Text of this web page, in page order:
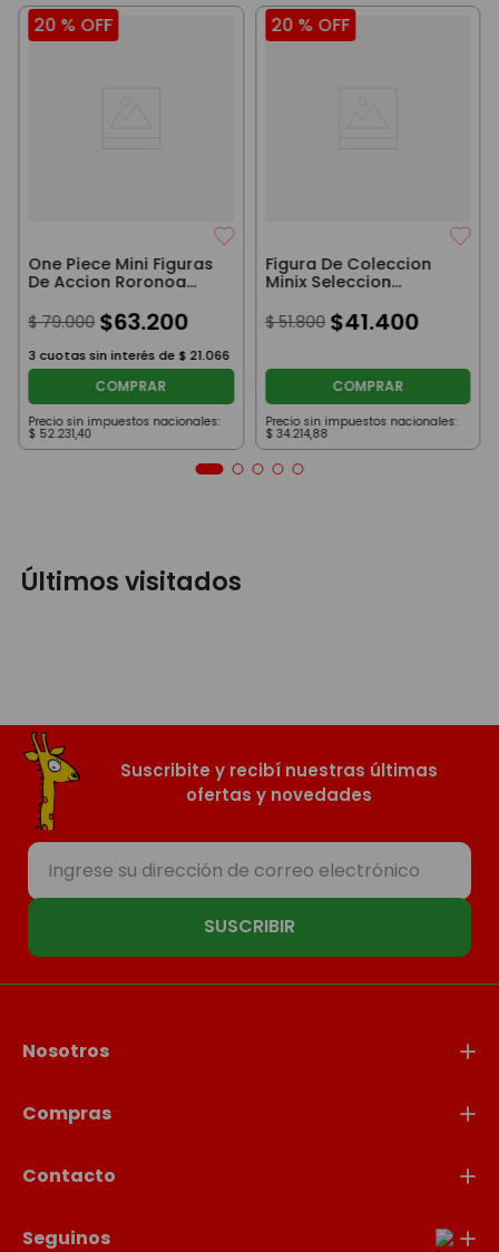
20 % OFF
One Piece Mini Figuras
De Accion Roronoa
$ 79.000 $63.200
3 cuotas sin interés de $ 21.066
COMPRAR
Precio sin impuestos nacionales:
$ 52.231,40
20 % OFF
Figura De Coleccion
Minix Seleccion
Fernandez
$ 51.800 $41.400
COMPRAR
Precio sin impuestos nacionales:
$ 34.214,88
Últimos visitados
Suscribite y recibí nuestras últimas
ofertas y novedades
SUSCRIBIR
Nosotros
Compras
Contacto
Seguinos